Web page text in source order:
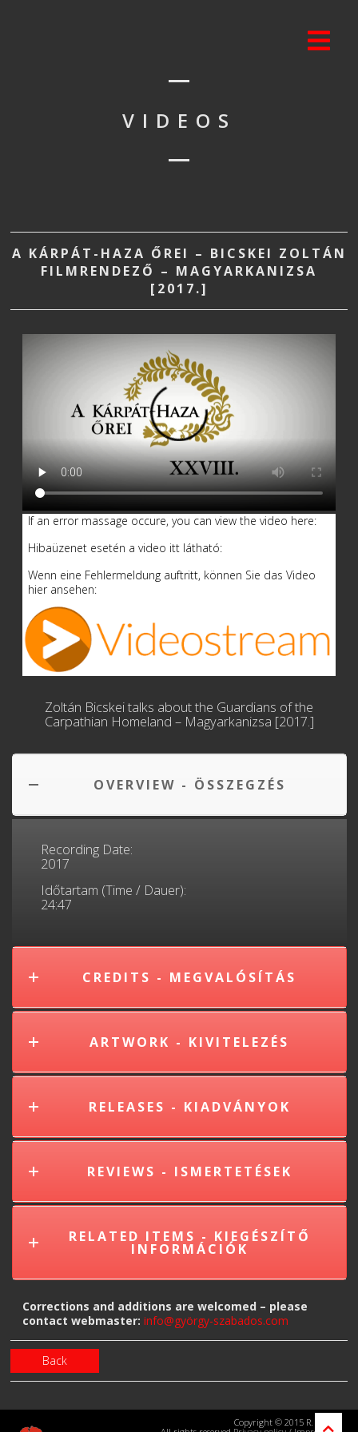
VIDEOS
A KÁRPÁT-HAZA ŐREI – BICSKEI ZOLTÁN
FILMRENDEZŐ – MAGYARKANIZSA
[2017.]
If an error massage occure, you can view the video here:
Hibaüzenet esetén a video itt látható:
Wenn eine Fehlermeldung auftritt, können Sie das Video
hier ansehen:
Zoltán Bicskei talks about the Guardians of the
Carpathian Homeland – Magyarkanizsa [2017.]
OVERVIEW - ÖSSZEGZÉS
Recording Date:
2017
Időtartam (Time / Dauer):
24:47
CREDITS - MEGVALÓSÍTÁS
ARTWORK - KIVITELEZÉS
RELEASES - KIADVÁNYOK
REVIEWS - ISMERTETÉSEK
RELATED ITEMS - KIEGÉSZÍTŐ
INFORMÁCIÓK
Corrections and additions are welcomed – please
contact webmaster: info@györgy-szabados.com
Back
Copyright © 2015 R. Kraus